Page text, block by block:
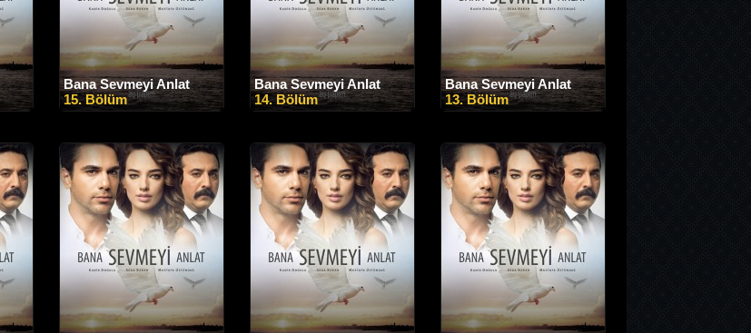
Bana Sevmeyi Anlat
15. Bölüm
Bana Sevmeyi Anlat
14. Bölüm
Bana Sevmeyi Anlat
13. Bölüm